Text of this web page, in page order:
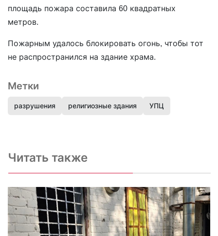
площадь пожара составила 60 квадратных
метров.
Пожарным удалось блокировать огонь, чтобы тот
не распространился на здание храма.
Метки
разрушения религиозные здания УПЦ
Читать также